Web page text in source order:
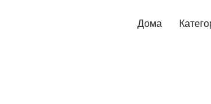
Дома